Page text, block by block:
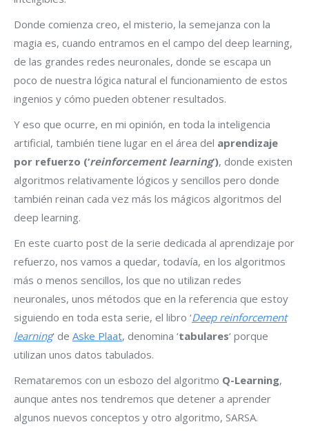
Donde comienza creo, el misterio, la semejanza con la
magia es, cuando entramos en el campo del deep learning,
de las grandes redes neuronales, donde se escapa un
poco de nuestra lógica natural el funcionamiento de estos
ingenios y cómo pueden obtener resultados.
Y eso que ocurre, en mi opinión, en toda la inteligencia
artificial, también tiene lugar en el área del aprendizaje
por refuerzo (‘reinforcement learning‘), donde existen
algoritmos relativamente lógicos y sencillos pero donde
también reinan cada vez más los mágicos algoritmos del
deep learning.
En este cuarto post de la serie dedicada al aprendizaje por
refuerzo, nos vamos a quedar, todavía, en los algoritmos
más o menos sencillos, los que no utilizan redes
neuronales, unos métodos que en la referencia que estoy
siguiendo en toda esta serie, el libro ‘Deep reinforcement
learning‘ de Aske Plaat, denomina ‘tabulares‘ porque
utilizan unos datos tabulados.
Remataremos con un esbozo del algoritmo Q-Learning,
aunque antes nos tendremos que detener a aprender
algunos nuevos conceptos y otro algoritmo, SARSA.